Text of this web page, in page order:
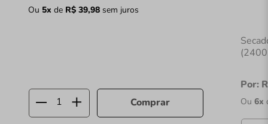
Ou 5x de R$ 39,98sem juros
Comprar
Por:
Ou6x